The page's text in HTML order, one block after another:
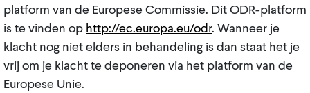
platform van de Europese Commissie. Dit ODR-platform
is te vinden op http://ec.europa.eu/odr. Wanneer je
klacht nog niet elders in behandeling is dan staat het je
vrij om je klacht te deponeren via het platform van de
Europese Unie.